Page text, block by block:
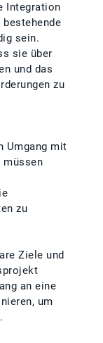
Integration
sein.
sie über
und das
zu
Umgang mit
müssen
zu
Ziele und
an eine
um